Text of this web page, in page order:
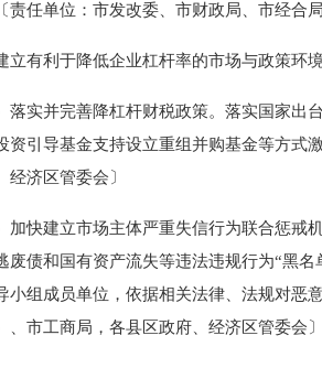
责任单位：市发改委、市财政局、市经合
有利于降低企业杠杆率的市场与政策环
并完善降杠杆财税政策。落实国家出台
资引导基金支持设立重组并购基金等方式
经济区管委会〕
建立市场主体严重失信行为联合惩戒机
废债和国有资产流失等违法违规行为“黑
小组成员单位，依据相关法律、法规对恶
、市工商局，各县区政府、经济区管委会